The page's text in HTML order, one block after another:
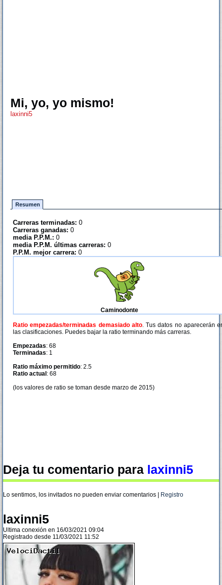
Mi, yo, yo mismo!
laxinni5
Resumen
Carreras terminadas: 0
Carreras ganadas: 0
media P.P.M.: 0
media P.P.M. últimas carreras: 0
P.P.M. mejor carrera: 0
Caminodonte
Ratio empezadas/terminadas demasiado alto. Tus datos no aparecerán
las clasificaciones. Puedes bajar la ratio terminando más carreras.
Empezadas: 68
Terminadas: 1
Ratio máximo permitido: 2.5
Ratio actual : 68
(los valores de ratio se toman desde marzo de 2015)
Deja tu comentario para laxinni5
Lo sentimos, los invitados no pueden enviar comentarios | Registro
laxinni5
Ultima conexión en 16/03/2021 09:04
Registrado desde 11/03/2021 11:52